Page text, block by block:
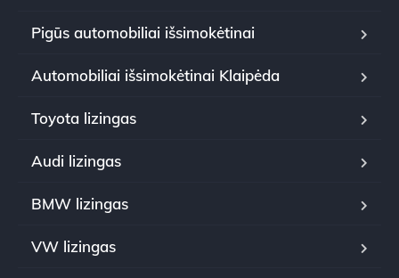
Pigūs automobiliai išsimokėtinai
Automobiliai išsimokėtinai Klaipėda
Toyota lizingas
Audi lizingas
BMW lizingas
VW lizingas